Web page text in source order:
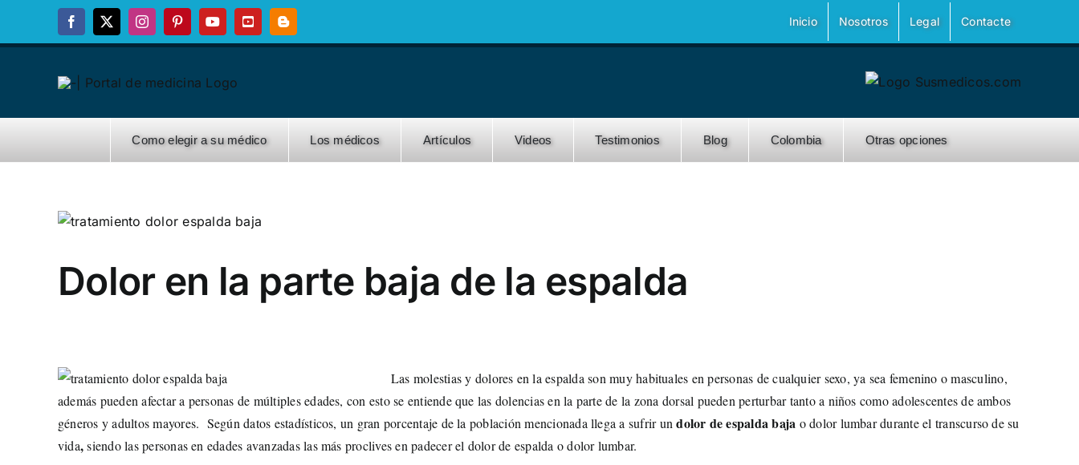
Facebook
X InstagramPinterestYouTubeYouTubeBlogger Inicio Nosotros Legal Contacte
Como elegir a su médico Los médicos Artículos Videos Testimonios Blog Colombia Otras opciones
Dolor en la parte baja de la espalda
Las molestias y dolores en la espalda son muy habituales en personas de cualquier sexo, ya sea femenino o masculino,
además pueden afectar a personas de múltiples edades, con esto se entiende que las dolencias en la parte de la zona dorsal pueden perturbar tanto a niños como adolescentes de ambos
géneros y adultos mayores. Según datos estadísticos, un gran porcentaje de la población mencionada llega a sufrir undolor de espalda baja o dolor lumbar durante el transcurso de su
vida,siendo las personas en edades avanzadas las más proclives en padecer el dolor de espalda o dolor lumbar.